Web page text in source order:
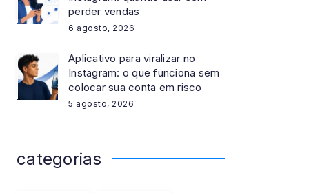
perder vendas
6 agosto, 2026
Aplicativo para viralizar no
Instagram: o que funciona sem
colocar sua conta em risco
5 agosto, 2026
categorias